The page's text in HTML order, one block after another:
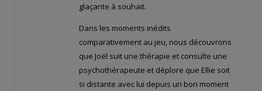
glaçante à souhait.
Dans les moments inédits
comparativement au jeu, nous découvrons
que Joël suit une thérapie et consulte une
psychothérapeute et déplore que Ellie soit
si distante avec lui depuis un bon moment